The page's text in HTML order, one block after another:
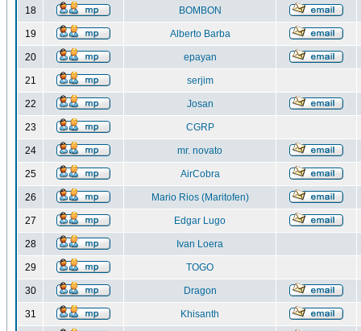
18 BOMBON
19 Alberto Barba
20 epayan
21 serjim
22 Josan
23 CGRP
24 mr. novato
25 AirCobra
26 Mario Rios (Maritofen)
27 Edgar Lugo
28 Ivan Loera
29 TOGO
30 Dragon
31 Khisanth